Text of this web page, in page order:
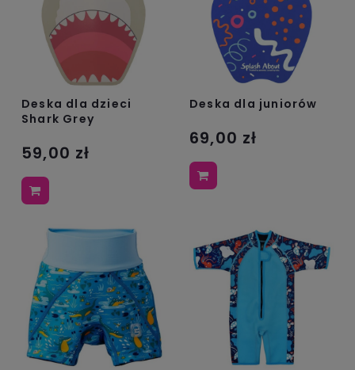
Deska dla dzieci
Shark Grey
59,00 zł
Deska dla juniorów
69,00 zł